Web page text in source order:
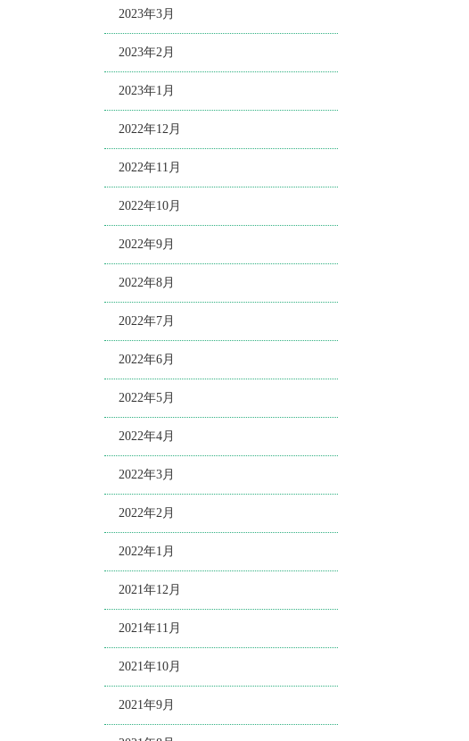
2023年3月
2023年2月
2023年1月
2022年12月
2022年11月
2022年10月
2022年9月
2022年8月
2022年7月
2022年6月
2022年5月
2022年4月
2022年3月
2022年2月
2022年1月
2021年12月
2021年11月
2021年10月
2021年9月